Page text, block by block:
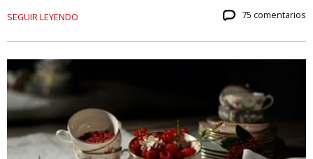
SEGUIR LEYENDO 75 comentarios